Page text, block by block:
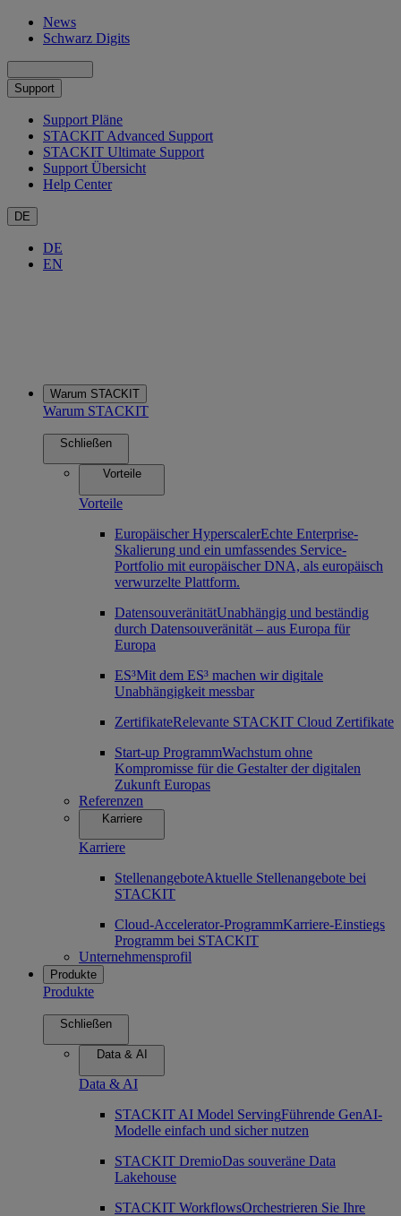
News
Schwarz Digits
Support
Support Pläne
STACKIT Advanced Support
STACKIT Ultimate Support
Support Übersicht
Help Center
DE
DE
EN
Warum STACKIT
Warum STACKIT
Schließen
Vorteile
Vorteile
Europäischer HyperscalerEchte Enterprise-
Skalierung und ein umfassendes Service-
Portfolio mit europäischer DNA, als europäisch
verwurzelte Plattform.
DatensouveränitätUnabhängig und beständig
durch Datensouveränität – aus Europa für
Europa
ES³Mit dem ES³ machen wir digitale
Unabhängigkeit messbar
ZertifikateRelevante STACKIT Cloud Zertifikate
Start-up ProgrammWachstum ohne
Kompromisse für die Gestalter der digitalen
Zukunft Europas
Referenzen
Karriere
Karriere
StellenangeboteAktuelle Stellenangebote bei
STACKIT
Cloud-Accelerator-ProgrammKarriere-Einstiegs
Programm bei STACKIT
Unternehmensprofil
Produkte
Produkte
Schließen
Data & AI
Data & AI
STACKIT AI Model ServingFührende GenAI-
Modelle einfach und sicher nutzen
STACKIT DremioDas souveräne Data
Lakehouse
STACKIT WorkflowsOrchestrieren Sie Ihre